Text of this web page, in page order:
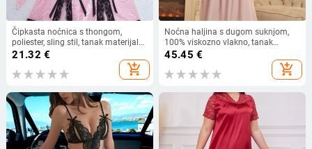
Čipkasta noćnica s thongom,
poliester, sling stil, tanak materijal
101–120 g/m², postotak poliester
21.32 €
add_shopping_cart
Noćna haljina s dugom suknjom,
100% viskozno vlakno, tanak
materijal, četvrtasti ovratnik, rukavi
45.45 €
add_shopping_cart